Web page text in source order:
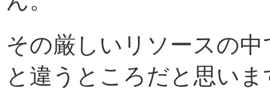
その厳しいリソースの
と違うところだと思い